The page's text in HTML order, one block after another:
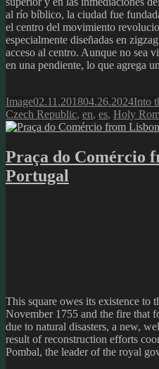
al río bíblico, la ciudad fue
el centro del movimiento
especialmente diseñadas en
acceso al centro. Aunque no sea
en una pendiente, lo que agrega
Format
ImagePosted
on
02.11.201804.26.2024Into
Czech Republic, en, es, Holy
Praça do Comércio
Portugal
This square owes its existence to
November 1755 and the fire that
due to natural disasters, a new,
result of reconstruction efforts
Pombal, the leader of the royal